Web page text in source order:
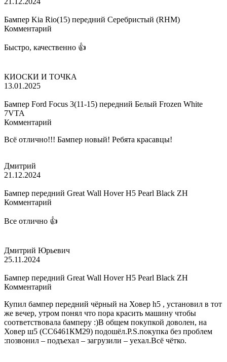
Бампер Kia Rio(15) передний Серебристый (RHM)
Комментарий
Быстро, качественно 👍
КИОСКИ И ТОЧКА
13.01.2025
Бампер Ford Focus 3(11-15) передний Белый Frozen White
7VTA
Комментарий
Всё отлично!!! Бампер новый! Ребята красавцы!
Дмитрий
21.12.2024
Бампер передний Great Wall Hover H5 Pearl Black ZH
Комментарий
Все отлично 👍
Дмитрий Юрьевич
25.11.2024
Бампер передний Great Wall Hover H5 Pearl Black ZH
Комментарий
Купил бампер передний чёрный на Ховер h5 , установил в тот
же вечер, утром понял что пора красить машину чтобы
соответствовала бамперу :)В общем покупкой доволен, на
Ховер ш5 (СС6461КМ29) подошёл.P.S.покупка без проблем
:позвонил – подъехал – загрузили – уехал.Всё чётко.